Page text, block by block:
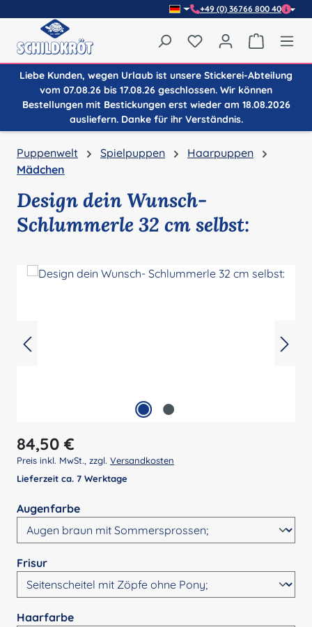
+49 (0) 36766 800 40
Du hast 0 Produkte
Liebe Kunden, wegen Urlaub ist unsere Stickerei-Abteilung
vom 07.08.26 bis 17.08.26 geschlossen. Wir können
Bestellungen mit Bestickungen erst wieder am 18.08.2026
ausliefern. Danke für ihr Verständnis.
Puppenwelt Spielpuppen
Haarpuppen
Mädchen
Design dein Wunsch-
Schlummerle 32 cm selbst:
Regulärer Preis:
84,50 €
Preis inkl. MwSt., zzgl. Versandkosten
Lieferzeit ca. 7 Werktage
Augenfarbeauswählen
Frisurauswählen
Haarfarbeauswählen